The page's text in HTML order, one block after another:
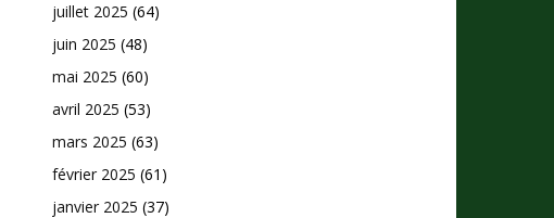
juillet 2025 (64)
juin 2025 (48)
mai 2025 (60)
avril 2025 (53)
mars 2025 (63)
février 2025 (61)
janvier 2025 (37)